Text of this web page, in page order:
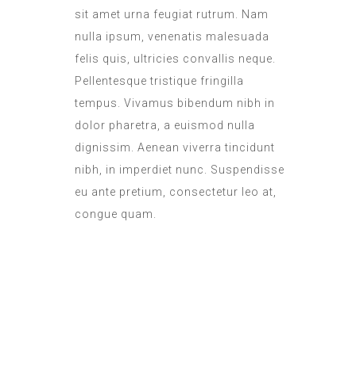
sit amet urna feugiat rutrum. Nam
nulla ipsum, venenatis malesuada
felis quis, ultricies convallis neque.
Pellentesque tristique fringilla
tempus. Vivamus bibendum nibh in
dolor pharetra, a euismod nulla
dignissim. Aenean viverra tincidunt
nibh, in imperdiet nunc. Suspendisse
eu ante pretium, consectetur leo at,
congue quam.